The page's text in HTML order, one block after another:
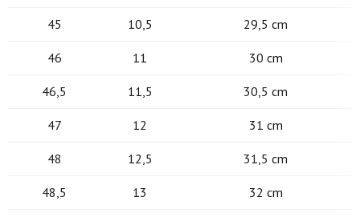
45 10,5 29,5 cm
46 11 30 cm
46,5 11,5 30,5 cm
47 12 31 cm
48 12,5 31,5 cm
48,5 13 32 cm